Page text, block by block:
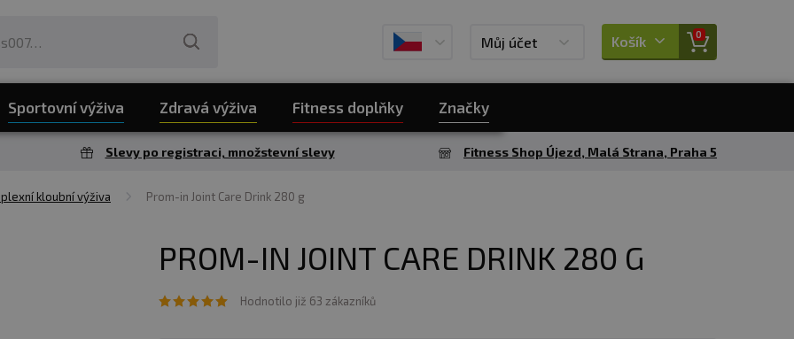
Můj účet Košík 0
Sportovní výživa Zdravá výživa Fitness doplňky Značky
Slevy po registraci, množstevní slevy Fitness Shop Újezd, Malá Strana, Praha 5
kloubní výživa Prom-in Joint Care Drink 280 g
PROM-IN JOINT CARE DRINK 280 G
Hodnotilo již 63 zákazníků